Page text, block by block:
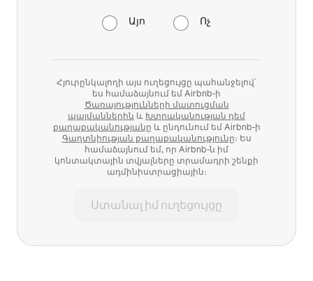
Այո Ոչ
Հյուրընկալողի այս ուղեցույցը պահանջելով՝
ես համաձայնում եմ Airbnb-ի
Ծառայությունների մատուցման
պայմաններին և Խտրականության դեմ
քաղաքականությանը և ընդունում եմ Airbnb-ի
Գաղտնիության քաղաքականությունը։ Ես
համաձայնում եմ, որ Airbnb-ն իմ
կոնտակտային տվյալները տրամադրի շենքի
ադմինիստրացիային։
Ստանալ իմ ուղեցույցը